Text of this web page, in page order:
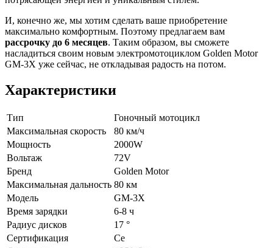
И, конечно же, мы хотим сделать ваше приобретение
максимально комфортным. Поэтому предлагаем вам
рассрочку до 6 месяцев. Таким образом, вы сможете
насладиться своим новым электромотоциклом Golden Motor
GM-3X уже сейчас, не откладывая радость на потом.
Характеристики
Тип
Гоночный мотоцикл
Максимальная скорость
80 км/ч
Мощность
2000W
Вольтаж
72V
Бренд
Golden Motor
Максимальная дальность 80 км
Модель
GM-3X
Время зарядки
6-8 ч
Радиус дисков
17 °
Сертификация
Ce